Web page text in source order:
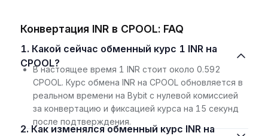
Конвертация INR в CPOOL: FAQ
1. Какой сейчас обменный курс 1 INR на
CPOOL?
В настоящее время 1 INR стоит около 0.592
CPOOL. Курс обмена INR на CPOOL обновляется в
реальном времени на Bybit с нулевой комиссией
за конвертацию и фиксацией курса на 15 секунд
после подтверждения.
2. Как изменялся обменный курс INR на